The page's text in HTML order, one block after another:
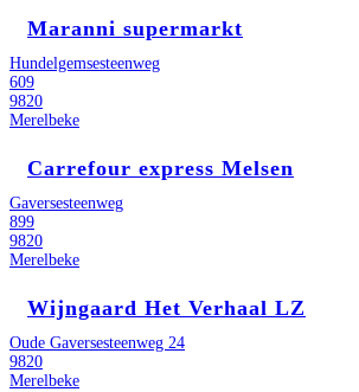
Maranni supermarkt
Hundelgemsesteenweg
609
9820
Merelbeke
Carrefour express Melsen
Gaversesteenweg
899
9820
Merelbeke
Wijngaard Het Verhaal LZ
Oude Gaversesteenweg 24
9820
Merelbeke